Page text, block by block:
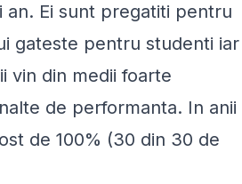
Ei sunt pregatiti pentru
gateste pentru studenti iar
vin din medii foarte
de performanta. In anii
de 100% (30 din 30 de